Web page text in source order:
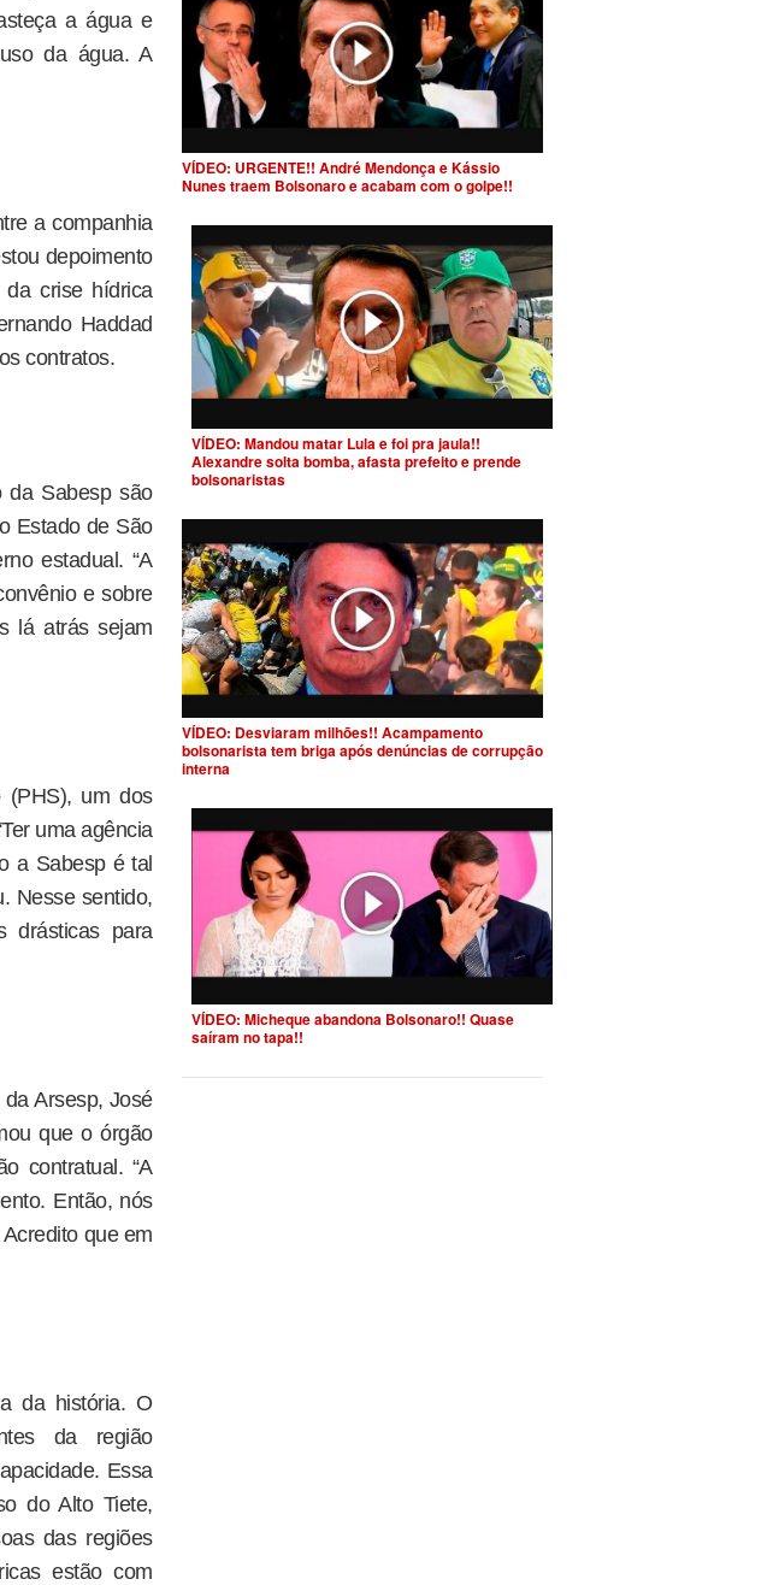
a água e
da água. A
a companhia
depoimento
da crise hídrica
Haddad
contratos.
da Sabesp são
Estado de São
estadual. “A
e sobre
lá atrás sejam
(PHS), um dos
uma agência
a Sabesp é tal
Nesse sentido,
drásticas para
Arsesp, José
que o órgão
contratual. “A
Então, nós
que em
da história. O
da região
Essa
do Alto Tiete,
das regiões
estão com
VÍDEO: URGENTE!! André Mendonça e Kássio
Nunes traem Bolsonaro e acabam com o golpe!!
VÍDEO: Mandou matar Lula e foi pra jaula!!
Alexandre solta bomba, afasta prefeito e prende
bolsonaristas
VÍDEO: Desviaram milhões!! Acampamento
bolsonarista tem briga após denúncias de corrupção
interna
VÍDEO: Micheque abandona Bolsonaro!! Quase
saíram no tapa!!